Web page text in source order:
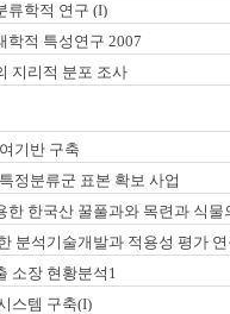
류학적 연구 (I)
학적 특성연구 2007
지리적 분포 조사
기반 구축
정분류군 표본 확보 사업
한 한국산 꿀풀과와 목련과 식물
분석기술개발과 적용성 평가 연
소장 현황분석1
스템 구축(I)